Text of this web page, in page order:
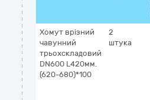
Хомут врізний
чавунний
трьохскладовий
DN600 L420мм.
(620-680)*100
2
штука